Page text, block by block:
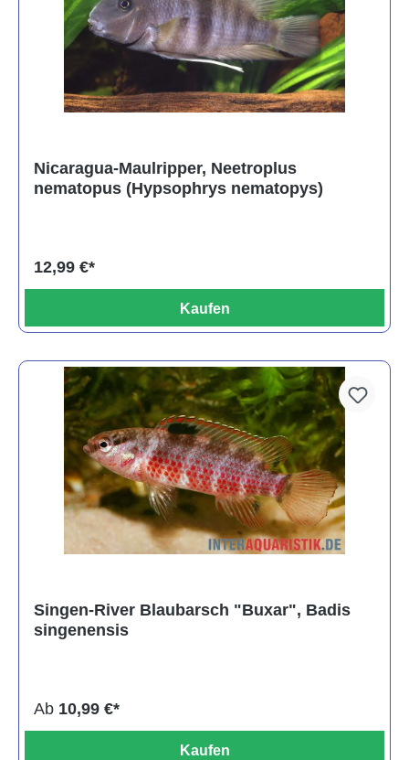
Nicaragua-Maulripper, Neetroplus
nematopus (Hypsophrys nematopys)
12,99 €*
Kaufen
Singen-River Blaubarsch "Buxar", Badis
singenensis
Ab 10,99 €*
Kaufen